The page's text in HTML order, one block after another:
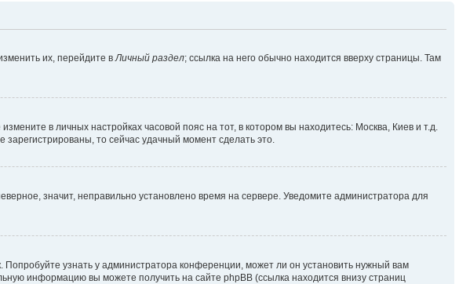
их, перейдите в Личный раздел; ссылка на него обычно находится вверху страницы. Там
в личных настройках часовой пояс на тот, в котором вы находитесь: Москва, Киев и т.д.
зарегистрированы, то сейчас удачный момент сделать это.
значит, неправильно установлено время на сервере. Уведомите администратора для
узнать у администратора конференции, может ли он установить нужный вам
информацию вы можете получить на сайте phpBB (ссылка находится внизу страниц